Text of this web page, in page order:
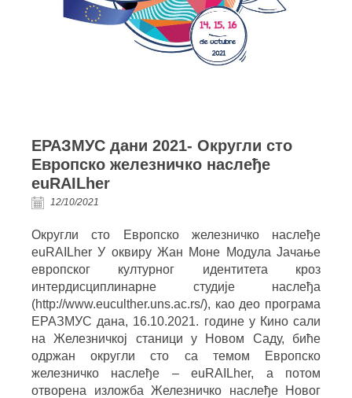
ЕРАЗМУС дани 2021- Округли сто
Европско железничко наслеђе
еuRAILher
12/10/2021
Oкругли сто Европско железничко наслеђе
еuRAILher У оквиру Жан Моне Модула Јачање
европског културног идентитета кроз
интердисциплинарне студије наслеђа
(http://www.euculther.uns.ac.rs/), као део програма
ЕРАЗМУС дана, 16.10.2021. године у Кино сали
на Железничкој станици у Новом Саду, биће
одржан округли сто са темом Европско
железничко наслеђе – euRAILher, а потом
отворена изложба Железничко наслеђе Новог